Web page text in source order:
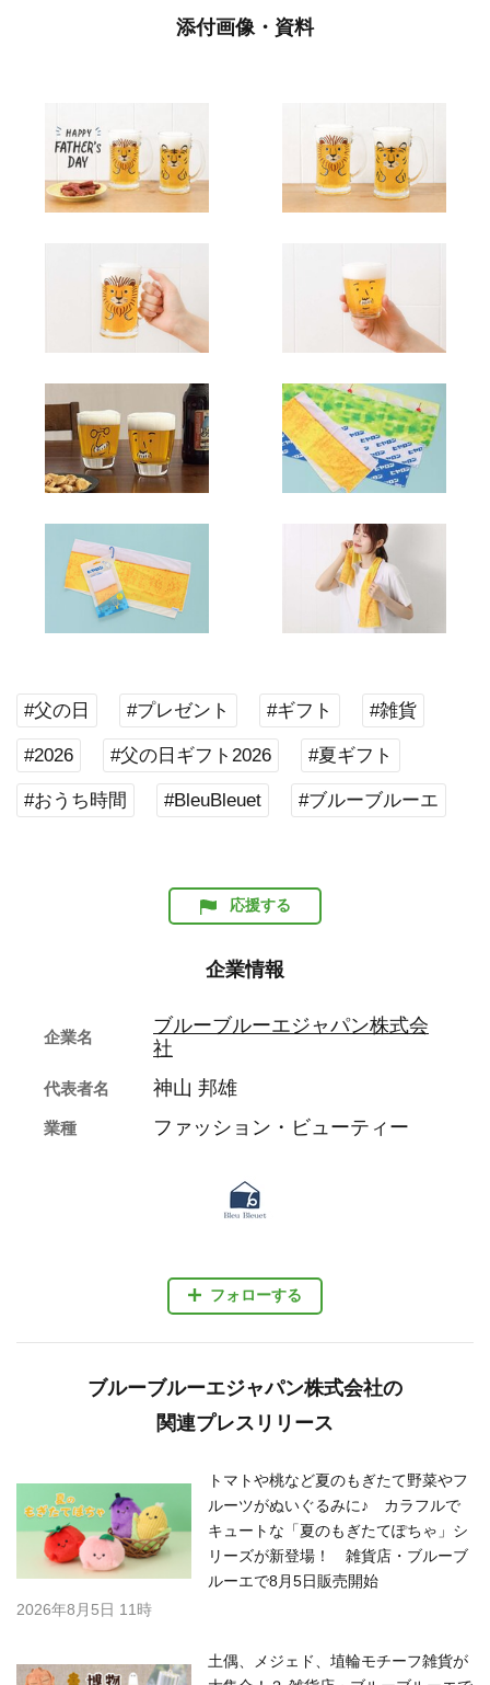
添付画像・資料
#父の日 #プレゼント #ギフト #雑貨
#2026 #父の日ギフト2026 #夏ギフト
#おうち時間 #BleuBleuet #ブルーブルーエ
応援する
企業情報
フォローする
企業名
ブルーブルーエジャパン株式会
社
代表者名 神山 邦雄
業種 ファッション・ビューティー
ブルーブルーエジャパン株式会社の
関連プレスリリース
トマトや桃など夏のもぎたて野菜やフ
ルーツがぬいぐるみに♪ カラフルで
キュートな「夏のもぎたてぽちゃ」シ
リーズが新登場！ 雑貨店・ブルーブ
ルーエで8月5日販売開始
2026年8月5日 11時
土偶、メジェド、埴輪モチーフ雑貨が